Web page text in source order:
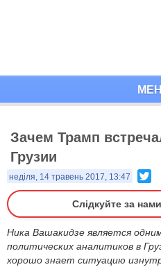
Зачем Трамп
Грузии
неділя, 14 травень 2017, 13:47
Слідкуйте за нами
Ника Вашакидзе является
политических аналитиков в
хорошо знает ситуацию